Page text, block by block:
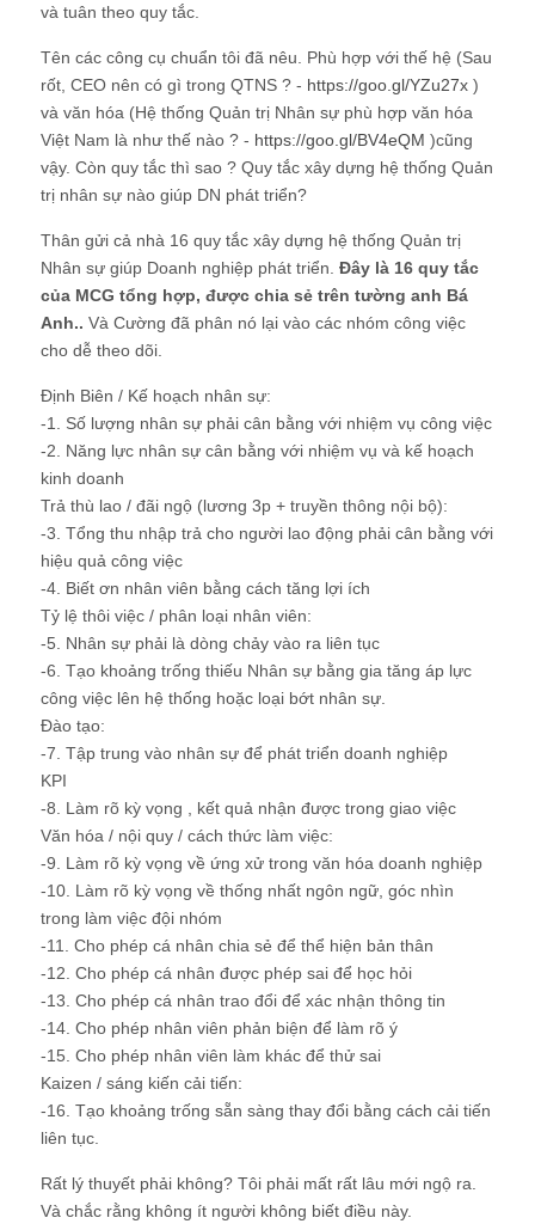
và tuân theo quy tắc.
Tên các công cụ chuẩn tôi đã nêu. Phù hợp với thế hệ (Sau
rốt, CEO nên có gì trong QTNS ? - https://goo.gl/YZu27x )
và văn hóa (Hệ thống Quản trị Nhân sự phù hợp văn hóa
Việt Nam là như thế nào ? - https://goo.gl/BV4eQM )cũng
vậy. Còn quy tắc thì sao ? Quy tắc xây dựng hệ thống Quản
trị nhân sự nào giúp DN phát triển?
Thân gửi cả nhà 16 quy tắc xây dựng hệ thống Quản trị
Nhân sự giúp Doanh nghiệp phát triển. Đây là 16 quy tắc
của MCG tổng hợp, được chia sẻ trên tường anh Bá
Anh.. Và Cường đã phân nó lại vào các nhóm công việc
cho dễ theo dõi.
Định Biên / Kế hoạch nhân sự:
-1. Số lượng nhân sự phải cân bằng với nhiệm vụ công việc
-2. Năng lực nhân sự cân bằng với nhiệm vụ và kế hoạch
kinh doanh
Trả thù lao / đãi ngộ (lương 3p + truyền thông nội bộ):
-3. Tổng thu nhập trả cho người lao động phải cân bằng với
hiệu quả công việc
-4. Biết ơn nhân viên bằng cách tăng lợi ích
Tỷ lệ thôi việc / phân loại nhân viên:
-5. Nhân sự phải là dòng chảy vào ra liên tục
-6. Tạo khoảng trống thiếu Nhân sự bằng gia tăng áp lực
công việc lên hệ thống hoặc loại bớt nhân sự.
Đào tạo:
-7. Tập trung vào nhân sự để phát triển doanh nghiệp
KPI
-8. Làm rõ kỳ vọng , kết quả nhận được trong giao việc
Văn hóa / nội quy / cách thức làm việc:
-9. Làm rõ kỳ vọng về ứng xử trong văn hóa doanh nghiệp
-10. Làm rõ kỳ vọng về thống nhất ngôn ngữ, góc nhìn
trong làm việc đội nhóm
-11. Cho phép cá nhân chia sẻ để thể hiện bản thân
-12. Cho phép cá nhân được phép sai để học hỏi
-13. Cho phép cá nhân trao đổi để xác nhận thông tin
-14. Cho phép nhân viên phản biện để làm rõ ý
-15. Cho phép nhân viên làm khác để thử sai
Kaizen / sáng kiến cải tiến:
-16. Tạo khoảng trống sẵn sàng thay đổi bằng cách cải tiến
liên tục.
Rất lý thuyết phải không? Tôi phải mất rất lâu mới ngộ ra.
Và chắc rằng không ít người không biết điều này.